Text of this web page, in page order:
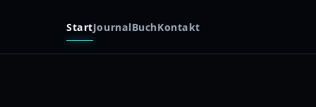
StartJournalBuchKontakt